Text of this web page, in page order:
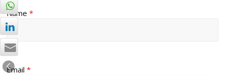
Name*
Email*